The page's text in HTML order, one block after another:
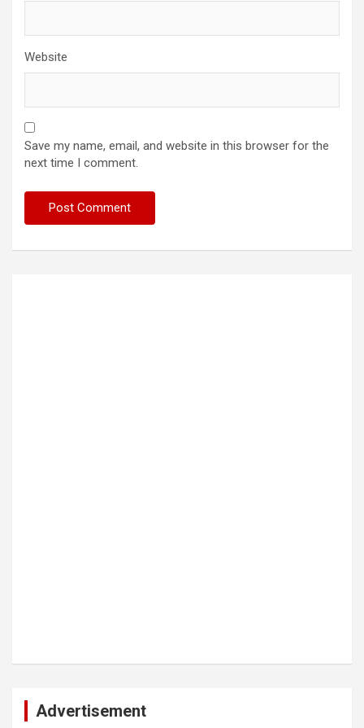
Website
Save my name, email, and website in this browser for the
next time I comment.
Advertisement